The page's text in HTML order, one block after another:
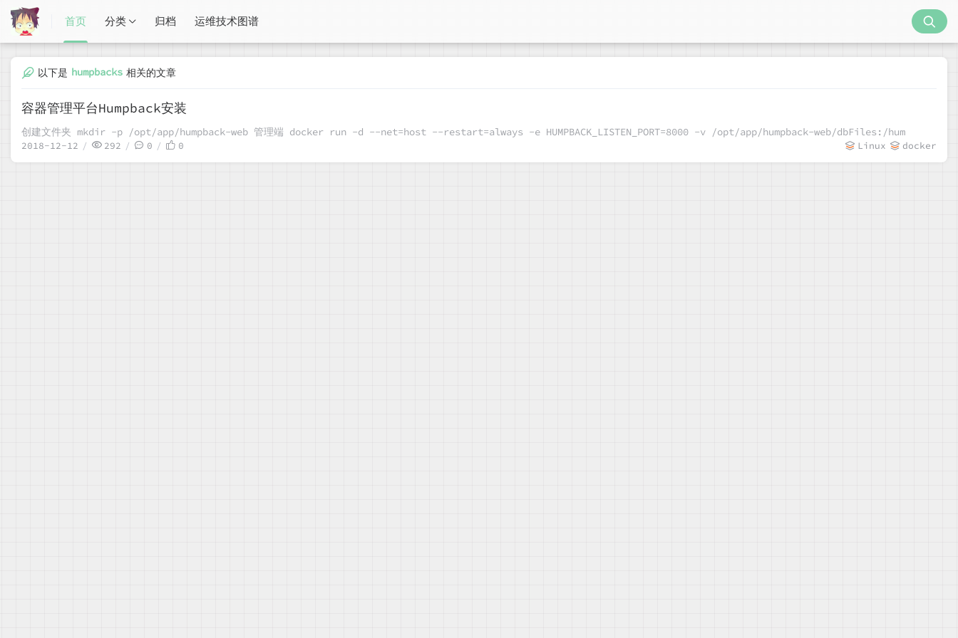
首页 分类 归档 运维技术图谱
以下是 humpbacks 相关的文章
容器管理平台Humpback安装
创建文件夹 mkdir -p /opt/app/humpback-web 管理端 docker run -d --net=host --restart=always -e HUMPBACK_LISTEN_PORT=8000 -v /opt/app/humpback-web/dbFiles:/hum
2018-12-12 292 0 0 Linux docker